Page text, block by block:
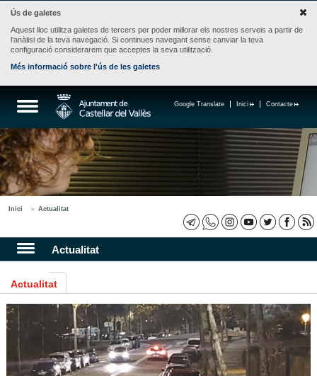
Ús de galetes
Aquest lloc utilitza galetes de tercers per poder millorar els nostres serveis a partir de
l'anàlisi de la teva navegació. Si continues navegant sense canviar la teva
configuració considerarem que acceptes la seva utilització.
Més informació sobre l'ús de les galetes
Contacte
Inici
Google Translate
Inici Actualitat
Actualitat
Actualitat